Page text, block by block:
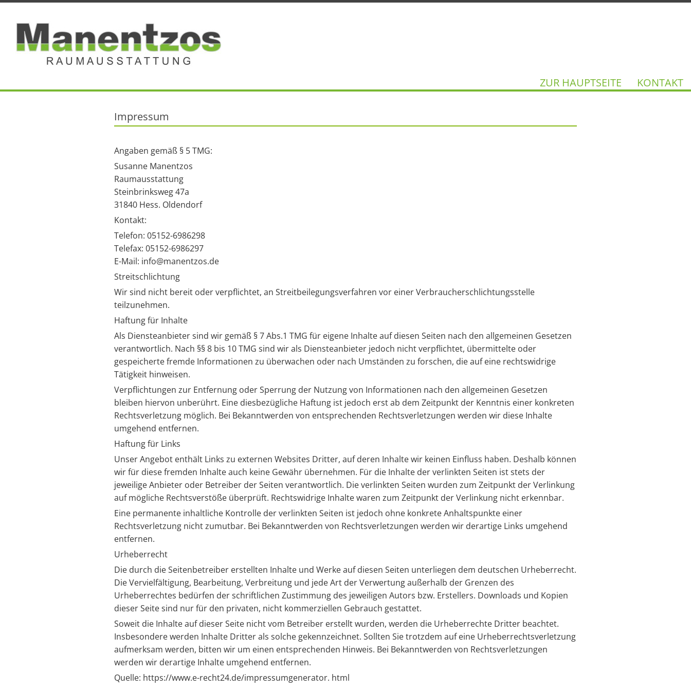
Our navigation
ZUR HAUPTSEITE KONTAKT
Impressum
Angaben gemäß § 5 TMG:
Susanne Manentzos
Raumausstattung
Steinbrinksweg 47a
31840 Hess. Oldendorf
Kontakt:
Telefon: 05152-6986298
Telefax: 05152-6986297
E-Mail: info@manentzos.de
Streitschlichtung
Wir sind nicht bereit oder verpflichtet, an Streitbeilegungsverfahren vor einer Verbraucherschlichtungsstelle
teilzunehmen.
Haftung für Inhalte
Als Diensteanbieter sind wir gemäß § 7 Abs.1 TMG für eigene Inhalte auf diesen Seiten nach den allgemeinen Gesetzen
verantwortlich. Nach §§ 8 bis 10 TMG sind wir als Diensteanbieter jedoch nicht verpflichtet, übermittelte oder
gespeicherte fremde Informationen zu überwachen oder nach Umständen zu forschen, die auf eine rechtswidrige
Tätigkeit hinweisen.
Verpflichtungen zur Entfernung oder Sperrung der Nutzung von Informationen nach den allgemeinen Gesetzen
bleiben hiervon unberührt. Eine diesbezügliche Haftung ist jedoch erst ab dem Zeitpunkt der Kenntnis einer konkreten
Rechtsverletzung möglich. Bei Bekanntwerden von entsprechenden Rechtsverletzungen werden wir diese Inhalte
umgehend entfernen.
Haftung für Links
Unser Angebot enthält Links zu externen Websites Dritter, auf deren Inhalte wir keinen Einfluss haben. Deshalb können
wir für diese fremden Inhalte auch keine Gewähr übernehmen. Für die Inhalte der verlinkten Seiten ist stets der
jeweilige Anbieter oder Betreiber der Seiten verantwortlich. Die verlinkten Seiten wurden zum Zeitpunkt der Verlinkung
auf mögliche Rechtsverstöße überprüft. Rechtswidrige Inhalte waren zum Zeitpunkt der Verlinkung nicht erkennbar.
Eine permanente inhaltliche Kontrolle der verlinkten Seiten ist jedoch ohne konkrete Anhaltspunkte einer
Rechtsverletzung nicht zumutbar. Bei Bekanntwerden von Rechtsverletzungen werden wir derartige Links umgehend
entfernen.
Urheberrecht
Die durch die Seitenbetreiber erstellten Inhalte und Werke auf diesen Seiten unterliegen dem deutschen Urheberrecht.
Die Vervielfältigung, Bearbeitung, Verbreitung und jede Art der Verwertung außerhalb der Grenzen des
Urheberrechtes bedürfen der schriftlichen Zustimmung des jeweiligen Autors bzw. Erstellers. Downloads und Kopien
dieser Seite sind nur für den privaten, nicht kommerziellen Gebrauch gestattet.
Soweit die Inhalte auf dieser Seite nicht vom Betreiber erstellt wurden, werden die Urheberrechte Dritter beachtet.
Insbesondere werden Inhalte Dritter als solche gekennzeichnet. Sollten Sie trotzdem auf eine Urheberrechtsverletzung
aufmerksam werden, bitten wir um einen entsprechenden Hinweis. Bei Bekanntwerden von Rechtsverletzungen
werden wir derartige Inhalte umgehend entfernen.
Quelle: https://www.e-recht24.de/impressumgenerator. html